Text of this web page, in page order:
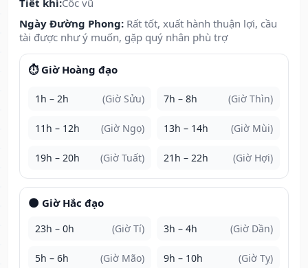
Tiết khí:Cốc vũ
Ngày Đường Phong: Rất tốt, xuất hành thuận lợi, cầu
tài được như ý muốn, gặp quý nhân phù trợ
⏱️ Giờ Hoàng đạo
1h – 2h (Giờ Sửu) 7h – 8h (Giờ Thìn)
11h – 12h (Giờ Ngọ) 13h – 14h (Giờ Mùi)
19h – 20h (Giờ Tuất) 21h – 22h (Giờ Hợi)
🌑 Giờ Hắc đạo
23h – 0h (Giờ Tí) 3h – 4h (Giờ Dần)
5h – 6h (Giờ Mão) 9h – 10h (Giờ Tỵ)